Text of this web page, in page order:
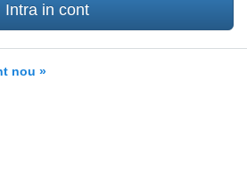
Intra in cont
nou »